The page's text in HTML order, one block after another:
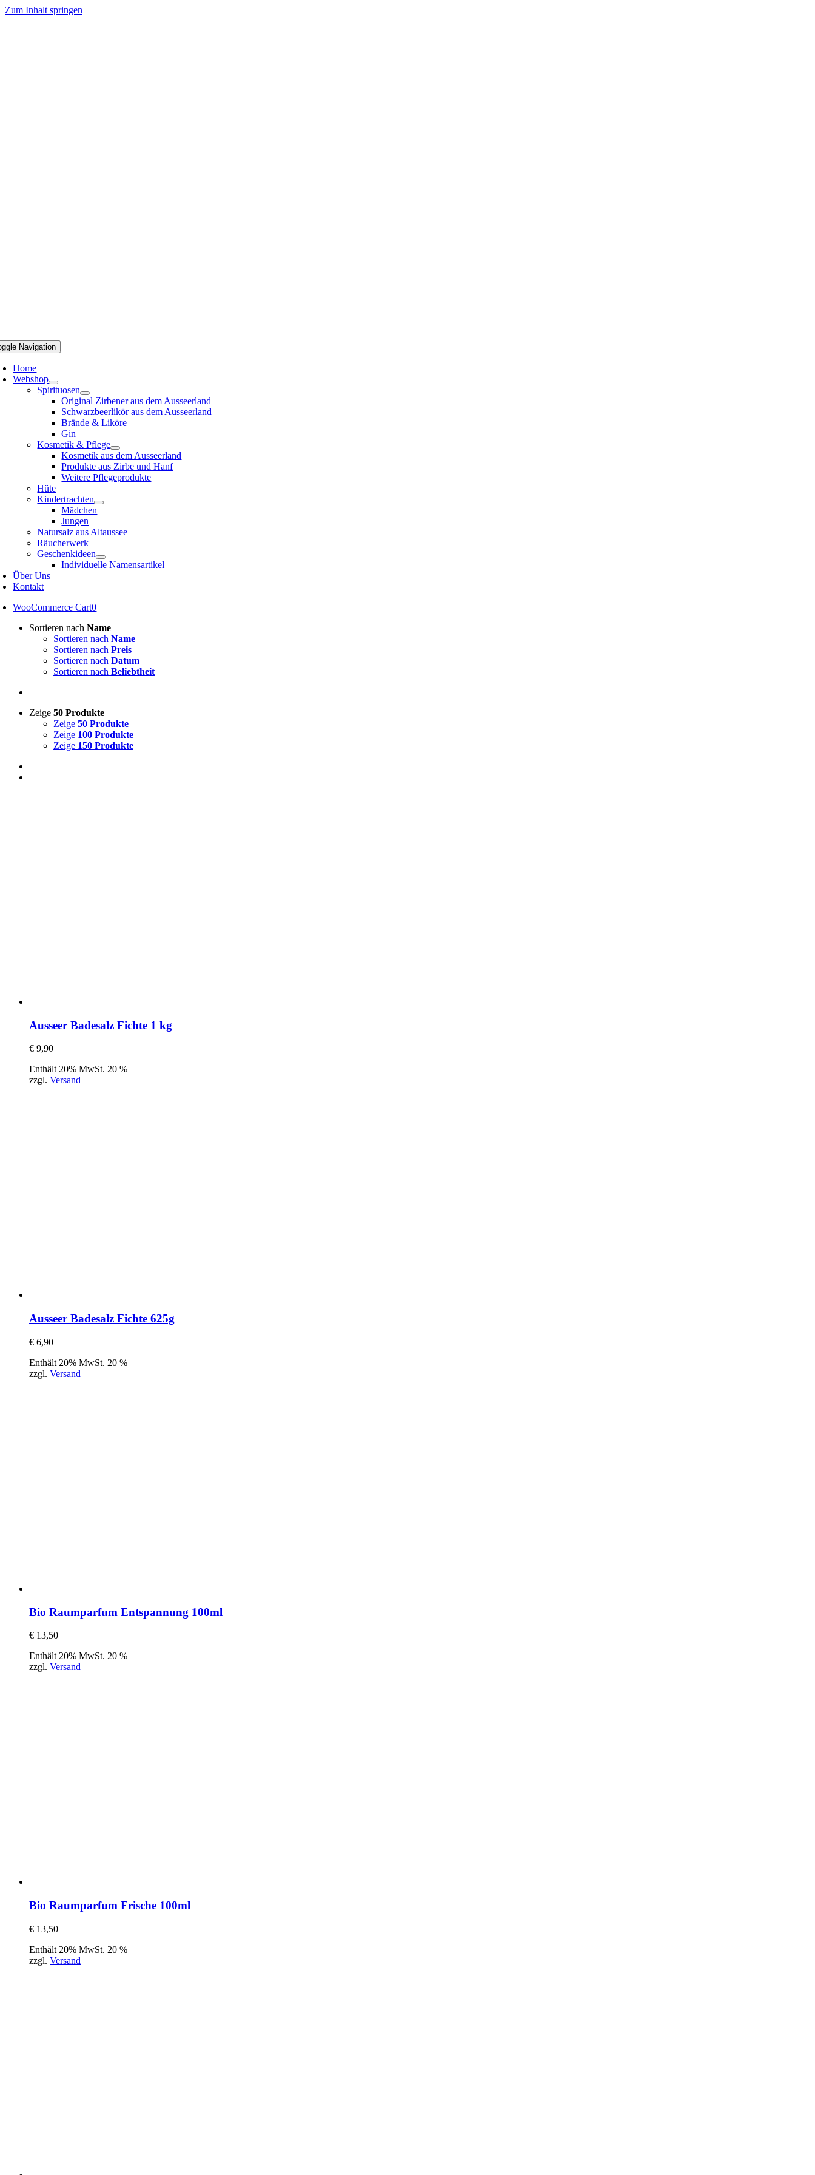
Zum Inhalt springen
Navigation
Home
Webshop
Spirituosen
Original Zirbener aus dem Ausseerland
Schwarzbeerlikör aus dem Ausseerland
Brände & Liköre
Gin
Kosmetik & Pflege
Kosmetik aus dem Ausseerland
Produkte aus Zirbe und Hanf
Weitere Pflegeprodukte
Hüte
Kindertrachten
Mädchen
Jungen
Natursalz aus Altaussee
Räucherwerk
Geschenkideen
Individuelle Namensartikel
Über Uns
Kontakt
WooCommerce Cart0
Sortieren nach Name
Sortieren nach Name
Sortieren nach Preis
Sortieren nach Datum
Sortieren nach Beliebtheit
Zeige 50 Produkte
Zeige 50 Produkte
Zeige 100 Produkte
Zeige 150 Produkte
Ausseer Badesalz Fichte 1 kg
€ 9,90
Enthält 20% MwSt. 20 %
zzgl. Versand
Ausseer Badesalz Fichte 625g
€ 6,90
Enthält 20% MwSt. 20 %
zzgl. Versand
Bio Raumparfum Entspannung 100ml
€ 13,50
Enthält 20% MwSt. 20 %
zzgl. Versand
Bio Raumparfum Frische 100ml
€ 13,50
Enthält 20% MwSt. 20 %
zzgl. Versand